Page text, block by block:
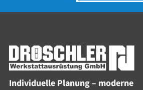
Individuelle Planung – moderne